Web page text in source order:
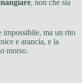
, non che sia
impossibile, ma un rito
e arancia, e la
morso.